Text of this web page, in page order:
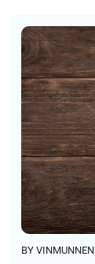
BY VINMUNNEN